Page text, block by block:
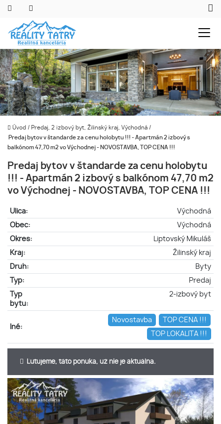
Úvod / Predaj, 2 izbový byt, Žilinský kraj, Východná /
Predaj bytov v štandarde za cenu holobytu !!! - Apartmán 2 izbový s
balkónom 47,70 m2 vo Východnej - NOVOSTAVBA, TOP CENA !!!
Predaj bytov v štandarde za cenu holobytu
!!! - Apartmán 2 izbový s balkónom 47,70 m2
vo Východnej - NOVOSTAVBA, TOP CENA !!!
Ulica:
Východná
Obec:
Východná
Okres:
Liptovský Mikuláš
Kraj:
Žilinský kraj
Druh:
Byty
Typ:
Predaj
Typ
bytu:
2-izbový byt
Iné:
Novostavba
TOP CENA !!!
TOP LOKALITA !!!
Ľutujeme, táto ponuka, už nie je aktuálna.